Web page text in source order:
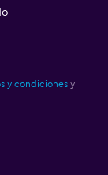
y condiciones y